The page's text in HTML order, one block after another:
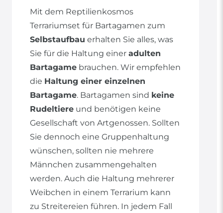
Mit dem Reptilienkosmos
Terrariumset für Bartagamen zum
Selbstaufbau erhalten Sie alles, was
Sie für die Haltung einer adulten
Bartagame brauchen. Wir empfehlen
die Haltung einer einzelnen
Bartagame. Bartagamen sind keine
Rudeltiere und benötigen keine
Gesellschaft von Artgenossen. Sollten
Sie dennoch eine Gruppenhaltung
wünschen, sollten nie mehrere
Männchen zusammengehalten
werden. Auch die Haltung mehrerer
Weibchen in einem Terrarium kann
zu Streitereien führen. In jedem Fall